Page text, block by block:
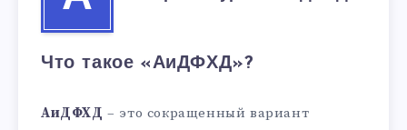
Что такое «АиДФХД»?
АиДФХД – это сокращенный вариант